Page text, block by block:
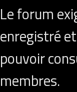
Le forum
enregistré
pouvoir
membres.